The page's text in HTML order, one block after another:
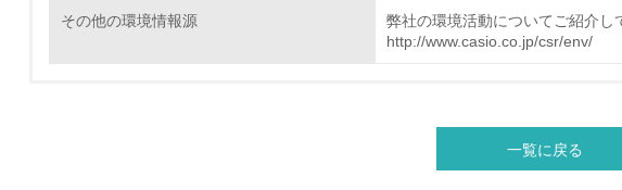
17. <L1> 化学物質の使用量及び外部（大気・水・土壌）への排出
廃棄物
その他の環境情報源
弊社の環境活動についてご紹介し
http://www.casio.co.jp/csr/env/
一覧に戻る